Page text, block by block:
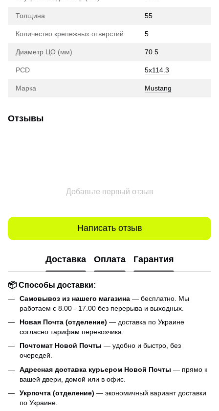
Толщина 55
Количество крепежных отверстий 5
Диаметр ЦО (мм) 70.5
PCD 5x114.3
Марка Mustang
Отзывы
Добавьте первый отзыв
Написать отзыв
Доставка Оплата Гарантия
📦 Способы доставки:
Самовывоз из нашего магазина — бесплатно. Мы
работаем с 8.00 - 17.00 без перерыва и выходных.
Новая Почта (отделение) — доставка по Украине
согласно тарифам перевозчика.
Почтомат Новой Почты — удобно и быстро, без
очередей.
Адресная доставка курьером Новой Почты — прямо к
вашей двери, домой или в офис.
Укрпочта (отделение) — экономичный вариант доставки
по Украине.